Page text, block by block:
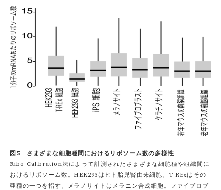
図5 さまざまな細胞種間におけるリボソーム数の多様性
Ribo-Calibration法によって計測されたさまざまな細胞種や組織間に
おけるリボソーム数。HEK293はヒト胎児腎由来細胞。T-RExはその
亜種の一つを指す。メラノサイトはメラニン合成細胞。ファイブロブ